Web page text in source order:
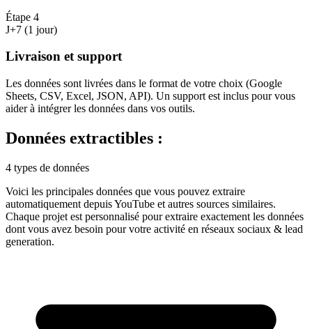
Étape 4
J+7 (1 jour)
Livraison et support
Les données sont livrées dans le format de votre choix (Google
Sheets, CSV, Excel, JSON, API). Un support est inclus pour vous
aider à intégrer les données dans vos outils.
Données extractibles :
4 types de données
Voici les principales données que vous pouvez extraire
automatiquement depuisYouTube et autres sources similaires.
Chaque projet est personnalisé pour extraire exactement les données
dont vous avez besoin pour votre activité en réseaux sociaux & lead
generation.